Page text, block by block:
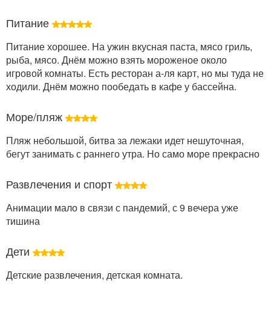
Питание
Питание хорошее. На ужин вкусная паста, мясо гриль,
рыба, мясо. Днём можно взять мороженое около
игровой комнаты. Есть ресторан а-ля карт, но мы туда не
ходили. Днём можно пообедать в кафе у бассейна.
Море/пляж
Пляж небольшой, битва за лежаки идет нешуточная,
бегут занимать с раннего утра. Но само море прекрасно
Развлечения и спорт
Анимации мало в связи с пандемий, с 9 вечера уже
тишина
Дети
Детские развлечения, детская комната.